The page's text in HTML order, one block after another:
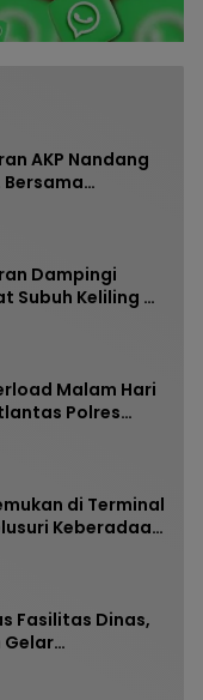
AKP Nandang
Bersama
Ruko
Dampingi
Subuh Keliling di
Pererat
Malam Hari
Polres
Keselamatan
di Terminal
Keberadaan
Fasilitas Dinas,
Gelar